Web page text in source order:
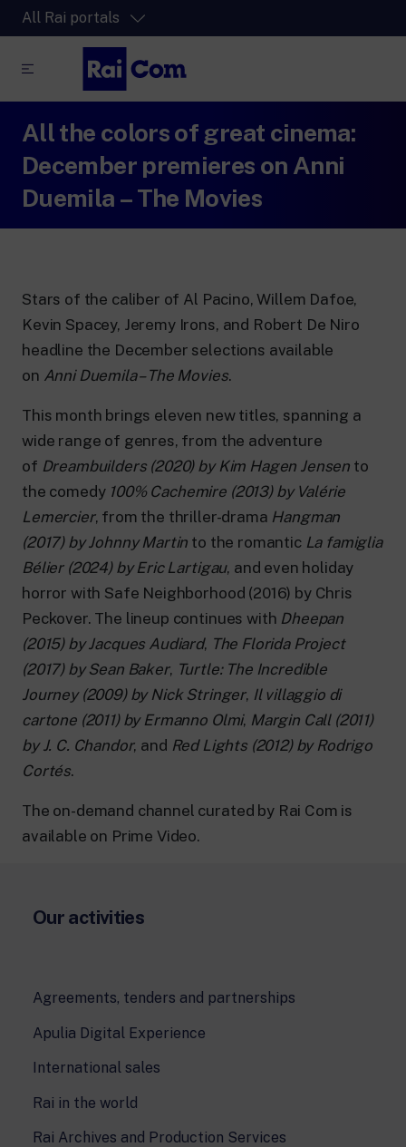
All Rai portals
The video streaming platform for all.
RaiPlay
The digital platform of the Rai Radio
channels.
RaiPlay Sound
24 hour news: current affairs, breaking
news and updates.
The regional editorial offices of RaiNews.
Rai TgR
Cultural insights on Art, Literature,
History and much more.
Rai Cultura
For secondary schools, universities,
Rai Scuola
All the colors of great cinema:
December premieres on Anni
Duemila – The Movies
Stars of the caliber of Al Pacino, Willem Dafoe,
Kevin Spacey, Jeremy Irons, and Robert De Niro
headline the December selections available
on Anni Duemila – The Movies.
This month brings eleven new titles, spanning a
wide range of genres, from the adventure
of Dreambuilders (2020) by Kim Hagen Jensen to
the comedy 100% Cachemire (2013) by Valérie
Lemercier, from the thriller-drama Hangman
(2017) by Johnny Martin to the romantic La famiglia
Bélier (2024) by Eric Lartigau, and even holiday
horror with Safe Neighborhood (2016) by Chris
Peckover. The lineup continues with Dheepan
(2015) by Jacques Audiard, The Florida Project
(2017) by Sean Baker, Turtle: The Incredible
Journey (2009) by Nick Stringer, Il villaggio di
cartone (2011) by Ermanno Olmi, Margin Call (2011)
by J. C. Chandor, and Red Lights (2012) by Rodrigo
Cortés.
The on-demand channel curated by Rai Com is
available on Prime Video.
Our activities
Agreements, tenders and partnerships
Apulia Digital Experience
International sales
Rai in the world
Rai Archives and Production Services